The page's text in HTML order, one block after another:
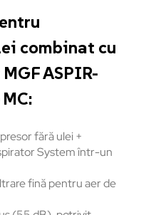
combinat cu
ASPIR-
fără ulei +
System într-un
fină pentru aer de